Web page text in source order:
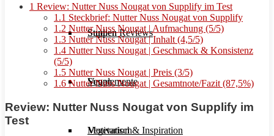
Studien Reviews
Supplemente
Motivation & Inspiration
Suppen
Vegan
Vegetarisch
1 Review: Nutter Nuss Nougat von Supplify im Test
1.1 Steckbrief: Nutter Nuss Nougat von Supplify
1.2 Nutter Nuss Nougat | Aufmachung (5/5)
1.3 Nutter Nuss Nougat | Inhalt (4,5/5)
1.4 Nutter Nuss Nougat | Geschmack & Konsistenz
(5/5)
1.5 Nutter Nuss Nougat | Preis (3/5)
1.6 Nutter Nuss Nougat | Gesamtnote/Fazit (87,5%)
Review: Nutter Nuss Nougat von Supplify im
Test